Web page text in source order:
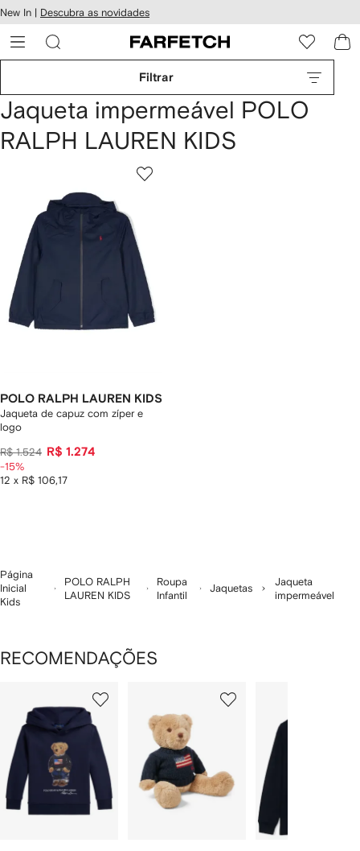
o
New In | Descubra as novidades
Filtrar
Jaqueta impermeável POLO
RALPH LAUREN KIDS
POLO RALPH LAUREN KIDS
Jaqueta de capuz com zíper e
logo
R$ 1.524 R$ 1.274
12 x R$ 106,17
-15%
Página
Inicial
Kids
POLO RALPH
LAUREN KIDS
Roupa
Infantil
Jaquetas
Jaqueta
impermeável
RECOMENDAÇÕES